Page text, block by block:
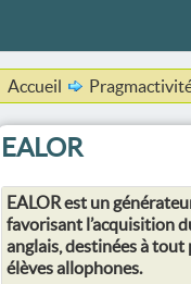
Accueil
EALOR
EALOR est un
favorisant l’acquisition
anglais, destinées à
élèves allophones.